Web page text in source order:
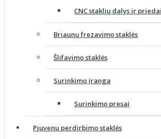
CNC staklių dalys ir priedai
Briaunų frezavimo staklės
Šlifavimo staklės
Surinkimo įranga
Surinkimo presai
Pjuvenų perdirbimo staklės